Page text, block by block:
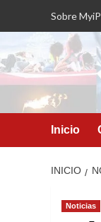
Sobre
Inicio
INICIO
Noticias